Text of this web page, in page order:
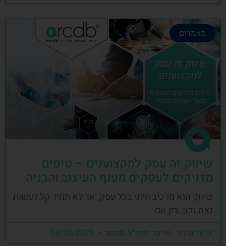
מאמרים
שיווק זה עסק למקצוענים – טיפים
מדויקים לעסקים מענף העיצוב והבניה
שיווק הוא מרכיב חיוני בכל עסק, אך לא תמיד קל לעשות
זאת נכון. בין אם
אלעד גרגיר - מייסד ומנכ"ל arcdb